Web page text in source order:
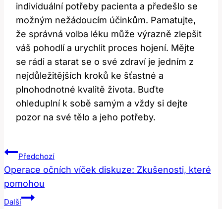
individuální potřeby pacienta a předešlo se
možným ‍nežádoucím účinkům. Pamatujte,
‍že správná volba léku může výrazně zlepšit
váš pohodlí a urychlit proces hojení. Mějte⁤
se rádi a‌ starat se o své zdraví je jedním z
nejdůležitějších kroků ke šťastné a
plnohodnotné kvalitě života. Buďte‌
ohleduplní k sobě samým‌ a vždy si dejte ​
pozor na své tělo a jeho potřeby.
Navigace
Pro
Příspěvek
Předchozí
Operace očních víček diskuze: Zkušenosti, které
pomohou
Další